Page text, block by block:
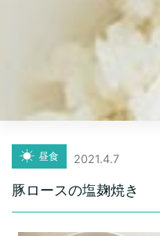
昼食 2021.4.7
豚ロースの塩麹焼き